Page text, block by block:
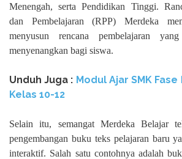
Menengah, serta Pendidikan Tinggi.
dan Pembelajaran (RPP) Merdeka
menyusun rencana pembelajaran
menyenangkan bagi siswa.
UnduhJuga : Modul Ajar SMK
Kelas 10-12
Selain itu, semangat Merdeka Belajar
pengembangan buku teks pelajaran baru
interaktif. Salah satu contohnya adalah